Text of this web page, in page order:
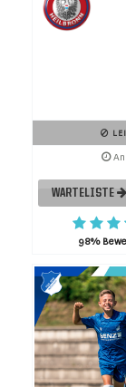
WARTELISTE
98%